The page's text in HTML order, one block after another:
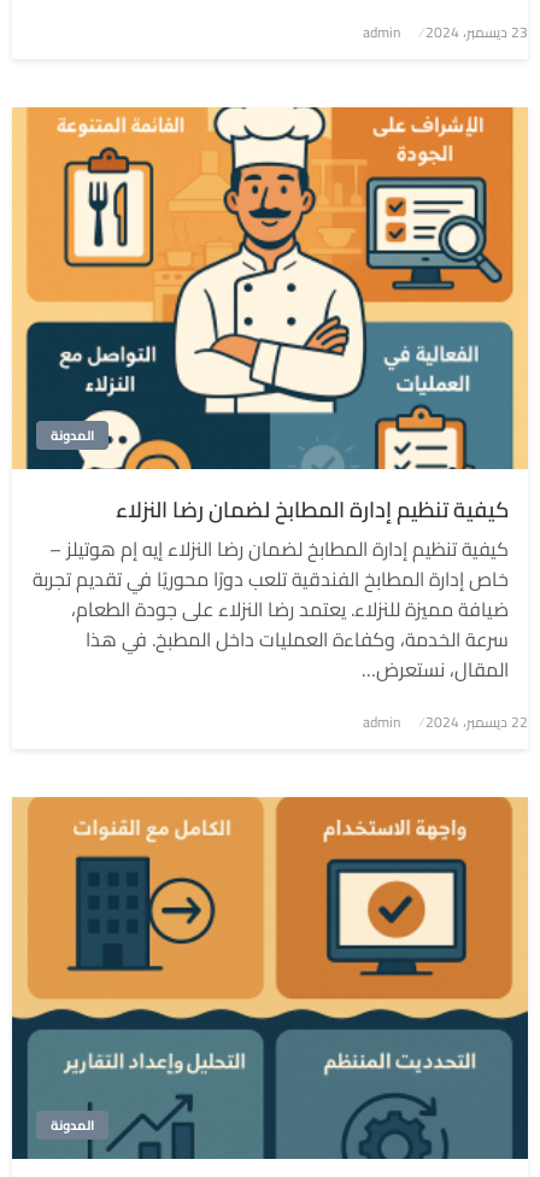
نُشر
23 ديسمبر، 2024 admin
المدونة
كيفية تنظيم إدارة المطابخ لضمان رضا النزلاء
كيفية تنظيم إدارة المطابخ لضمان رضا النزلاء إيه إم هوتيلز –
خاص إدارة المطابخ الفندقية تلعب دورًا محوريًا في تقديم تجربة
ضيافة مميزة للنزلاء. يعتمد رضا النزلاء على جودة الطعام،
سرعة الخدمة، وكفاءة العمليات داخل المطبخ. في هذا
المقال، نستعرض…
نُشر
22 ديسمبر، 2024 admin
المدونة